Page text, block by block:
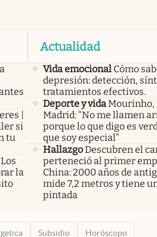
|
si
tu
la
Actualidad
Vida emocional Cómo
depresión: detección,
tratamientos efectivos.
Deporte y vidaMourinho,
Madrid: “No me llamen
porque lo que digo es
que soy especial”
HallazgoDescubren el
perteneció al primer
China: 2000 años de
mide 7,2 metros y tiene
pintada
Subsidio Horóscopo